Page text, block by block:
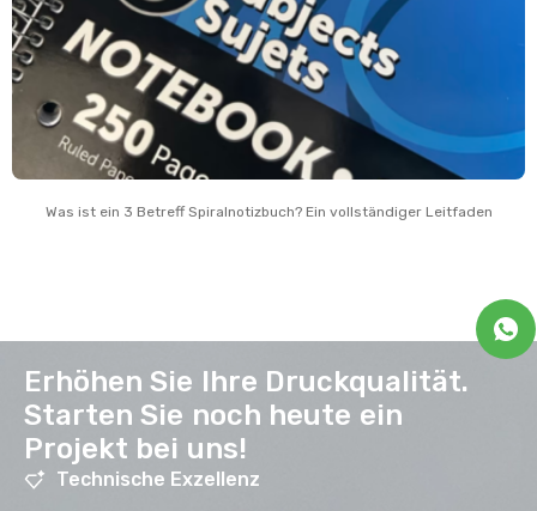
Was ist ein 3 Betreff Spiralnotizbuch? Ein vollständiger Leitfaden
Erhöhen Sie Ihre Druckqualität.
Starten Sie noch heute ein
Projekt bei uns!
Technische Exzellenz